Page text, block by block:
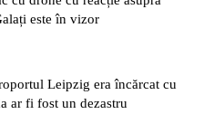
este în vizor
Leipzig era încărcat cu
ar fi fost un dezastru